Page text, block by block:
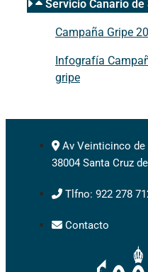
Servicio Canario de
Campaña Gripe
Infografía
gripe
Av Veinticinco de
38004 Santa Cruz
Tlfno: 922 278
Contacto